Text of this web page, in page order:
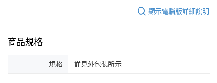
顯示電腦版詳細說明
商品規格
規格 詳見外包裝所示